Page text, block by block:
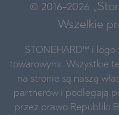
© 2016-2026
Wszelkie
STONEHARD™ i logo
towarowymi. Wszystkie
na stronie są naszą
partnerów i podlegają
przez prawo Republiki